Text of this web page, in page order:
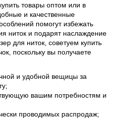
товары оптом или в
и качественные
помогут избежать
ниток и подарят наслаждение
для ниток, советуем купить
поскольку вы получаете
и удобной вещицы за
вашим потребностям и
проводимых распродаж;